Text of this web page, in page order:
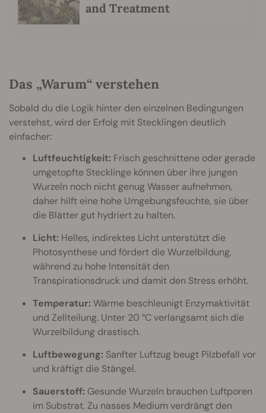
and Treatment
Das „Warum“ verstehen
Sobald du die Logik hinter den einzelnen Bedingungen
verstehst, wird der Erfolg mit Stecklingen deutlich
einfacher:
Luftfeuchtigkeit: Frisch geschnittene oder gerade
umgetopfte Stecklinge können über ihre jungen
Wurzeln noch nicht genug Wasser aufnehmen,
daher hilft eine hohe Umgebungsfeuchte, sie über
die Blätter gut hydriert zu halten.
Licht: Helles, indirektes Licht unterstützt die
Photosynthese und fördert die Wurzelbildung,
während zu hohe Intensität den
Transpirationsdruck und damit den Stress erhöht.
Temperatur: Wärme beschleunigt Enzymaktivität
und Zellteilung. Unter 20 °C verlangsamt sich die
Wurzelbildung drastisch.
Luftbewegung: Sanfter Luftzug beugt Pilzbefall vor
und kräftigt die Stängel.
Sauerstoff: Gesunde Wurzeln brauchen Luftporen
im Substrat. Zu nasses Medium verdrängt den